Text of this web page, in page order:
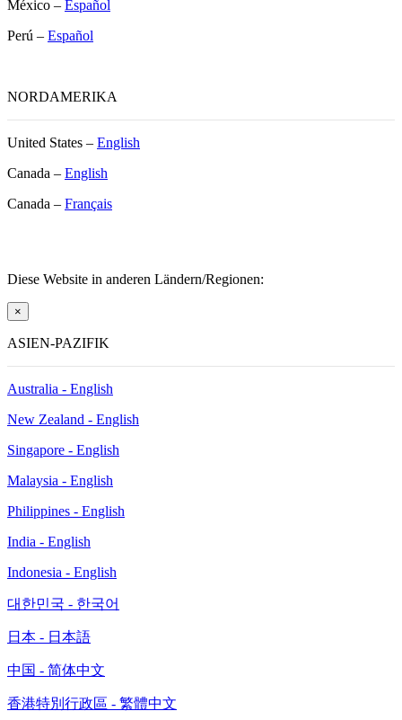
México – Español
Perú – Español
NORDAMERIKA
United States – English
Canada – English
Canada – Français
Diese Website in anderen Ländern/Regionen:
×
ASIEN-PAZIFIK
Australia - English
New Zealand - English
Singapore - English
Malaysia - English
Philippines - English
India - English
Indonesia - English
대한민국 - 한국어
日本 - 日本語
中国 - 简体中文
香港特別行政區 - 繁體中文